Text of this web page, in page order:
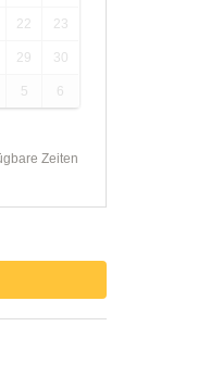
22 23
29 30
5 6
Zeiten